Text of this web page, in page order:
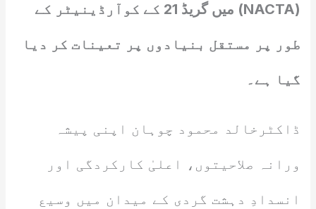
(NACTA) میں گریڈ 21 کے کوآرڈینیٹر کے
طور پر مستقل بنیادوں پر تعینات کر دیا
گیا ہے۔
ڈاکٹرخالد محمود چوہان اپنی پیشہ
ورانہ صلاحیتوں، اعلیٰ کارکردگی اور
انسدادِ دہشت گردی کے میدان میں وسیع